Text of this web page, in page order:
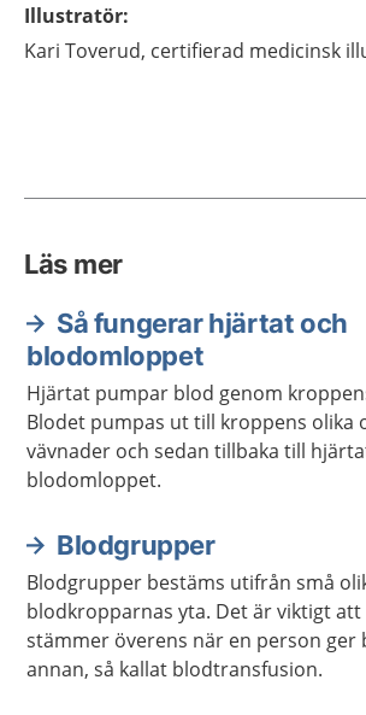
Illustratör:
Kari Toverud, certifierad medicinsk
Läs mer
Så fungerar hjärtat och
blodomloppet
Hjärtat pumpar blod genom
Blodet pumpas ut till kroppens olika
vävnader och sedan tillbaka till
blodomloppet.
Blodgrupper
Blodgrupper bestäms utifrån små
blodkropparnas yta. Det är viktigt
stämmer överens när en person ger
annan, så kallat blodtransfusion.